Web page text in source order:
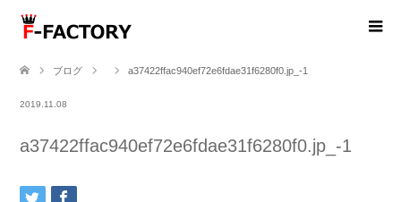
ブログ a37422ffac940ef72e6fdae31f6280f0.jp_-1
2019.11.08
a37422ffac940ef72e6fdae31f6280f0.jp_-1